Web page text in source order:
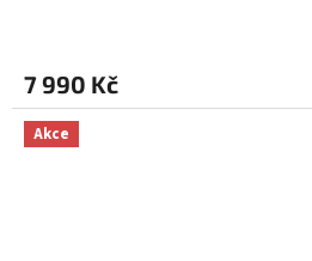
7 990 Kč
Akce